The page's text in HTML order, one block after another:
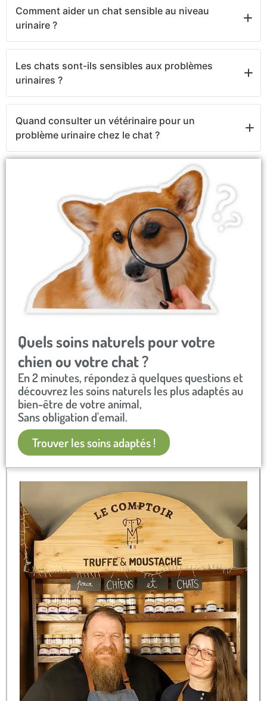
pour accompagner l’équilibre et le bien-être urinaire
du chat.
Comment aider un chat sensible au niveau
urinaire ?
des soins ciblés peuvent aider à soutenir son
confort urinaire.
Les chats sont-ils sensibles aux problèmes
urinaires ?
sensibilités urinaires au cours de leur vie.
Quand consulter un vétérinaire pour un
problème urinaire chez le chat ?
En cas de difficulté à uriner, douleur ou changement
inhabituel, un avis vétérinaire est recommandé
rapidement.
Quels soins naturels pour votre
chien ou votre chat ?​
En 2 minutes, répondez à quelques questions et
découvrez les soins naturels les plus adaptés au
bien-être de votre animal,
Sans obligation d'email.​
Trouver les soins adaptés !